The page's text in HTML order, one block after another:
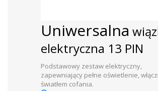
Uniwersalna
elektryczna 13 PIN
Podstawowy zestaw elektryczny,
zapewniający pełne oświetlenie,
światłem cofania.